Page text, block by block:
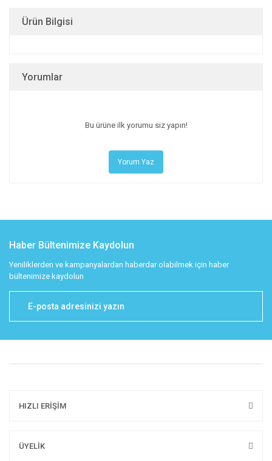
Ürün Bilgisi
Yorumlar
Bu ürüne ilk yorumu siz yapın!
Yorum Yaz
Haber Bültenimize Kaydolun
Yeniliklerden ve kampanyalardan haberdar olabilmek için haber
bültenimize kaydolun
HIZLI ERİŞİM
ÜYELİK